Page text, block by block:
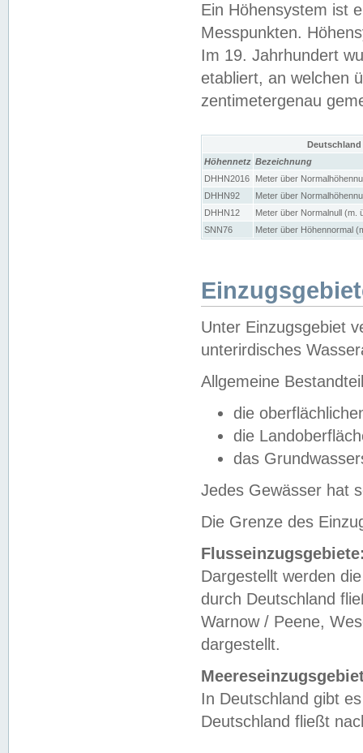
Ein Höhensystem ist
Messpunkten.
Im 19. Jahrhundert
etabliert, an welchen
zentimetergenau
Höhennetz Bezeichnung
DHHN2016
Meter über
DHHN92
Meter über
DHHN12
Meter über Normalnull (m.
SNN76
Meter über Höhennormal
Unter Einzugsgebiet
unterirdisches
Allgemeine
die
die
das
Jedes Gewässer hat
Die Grenze des
Dargestellt werden
durch Deutschland
Warnow / Peene,
dargestellt.
In Deutschland gibt
Deutschland fließt